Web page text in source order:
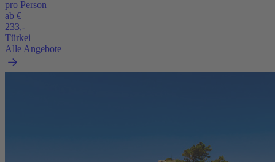
pro Person
ab €
233,-
Türkei
Alle Angebote